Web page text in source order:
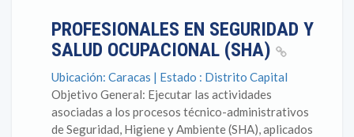
PROFESIONALES EN SEGURIDAD Y
SALUD OCUPACIONAL (SHA)
Ubicación: Caracas | Estado : Distrito Capital
Objetivo General: Ejecutar las actividades
asociadas a los procesos técnico-administrativos
de Seguridad, Higiene y Ambiente (SHA), aplicados